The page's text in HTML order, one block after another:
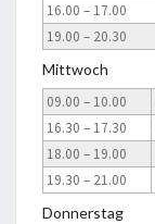
16.00 – 17.00
19.00 – 20.30
Mittwoch
09.00 – 10.00
16.30 – 17.30
18.00 – 19.00
19.30 – 21.00
Donnerstag